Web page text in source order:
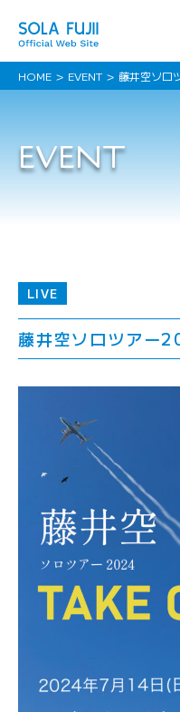
HOME EVENT 藤井空ソロ
EVENT
LIVE
藤井空ソロツア